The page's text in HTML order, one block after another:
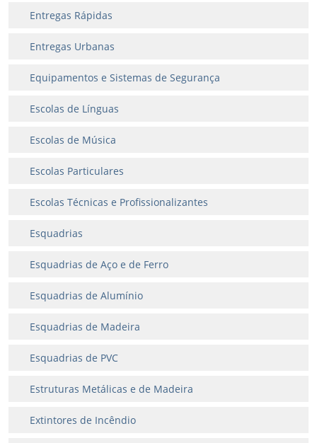
Entregas Rápidas
Entregas Urbanas
Equipamentos e Sistemas de Segurança
Escolas de Línguas
Escolas de Música
Escolas Particulares
Escolas Técnicas e Profissionalizantes
Esquadrias
Esquadrias de Aço e de Ferro
Esquadrias de Alumínio
Esquadrias de Madeira
Esquadrias de PVC
Estruturas Metálicas e de Madeira
Extintores de Incêndio